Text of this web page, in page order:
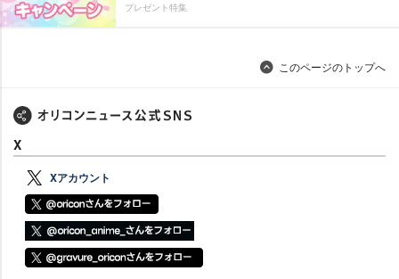
プレゼント特集
このページのトップへ
X
Xアカウント